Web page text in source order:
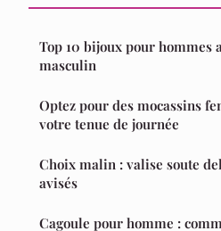
Top 10 bijoux pour hommes
masculin
Optez pour des mocassins
votre tenue de journée
Choix malin : valise soute
avisés
Cagoule pour homme :